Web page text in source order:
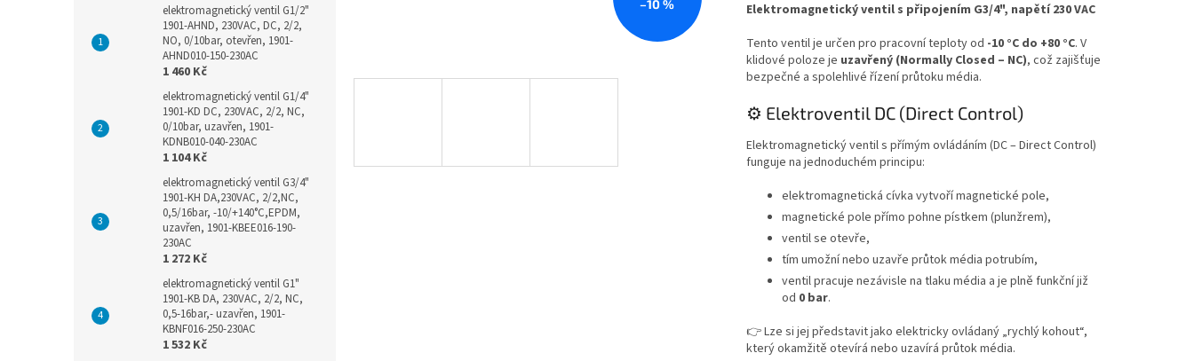
elektromagnetický ventil G1/2"
1901-AHND, 230VAC, DC, 2/2,
NO, 0/10bar, otevřen, 1901-
AHND010-150-230AC
1 460 Kč
elektromagnetický ventil G1/4"
1901-KD DC, 230VAC, 2/2, NC,
0/10bar, uzavřen, 1901-
KDNB010-040-230AC
1 104 Kč
elektromagnetický ventil G3/4"
1901-KH DA,230VAC, 2/2,NC,
0,5/16bar, -10/+140°C,EPDM,
uzavřen, 1901-KBEE016-190-
230AC
1 272 Kč
elektromagnetický ventil G1"
1901-KB DA, 230VAC, 2/2, NC,
0,5-16bar,- uzavřen, 1901-
KBNF016-250-230AC
1 532 Kč
–10 %
Elektromagnetický ventil s připojením G3/4", napětí 230 VAC
Tento ventil je určen pro pracovní teploty od -10 °C do +80 °C. V
klidové poloze je uzavřený (Normally Closed – NC), což zajišťuje
bezpečné a spolehlivé řízení průtoku média.
⚙️ Elektroventil DC (Direct Control)
Elektromagnetický ventil s přímým ovládáním (DC – Direct Control)
funguje na jednoduchém principu:
elektromagnetická cívka vytvoří magnetické pole,
magnetické pole přímo pohne pístkem (plunžrem),
ventil se otevře,
tím umožní nebo uzavře průtok média potrubím,
ventil pracuje nezávisle na tlaku média a je plně funkční již
od 0 bar.
👉 Lze si jej představit jako elektricky ovládaný „rychlý kohout“,
který okamžitě otevírá nebo uzavírá průtok média.